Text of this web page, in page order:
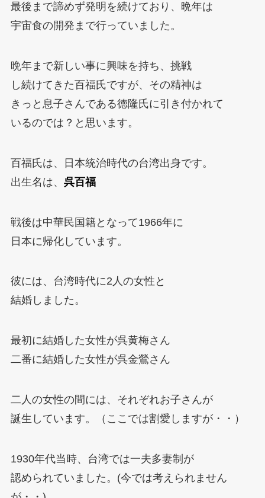
最後まで諦めず発明を続けており、晩年は
宇宙食の開発まで行っていました。
晩年まで新しい事に興味を持ち、挑戦
し続けてきた百福氏ですが、その精神は
きっと息子さんである徳隆氏に引き付かれて
いるのでは？と思います。
百福氏は、日本統治時代の台湾出身です。
出生名は、 呉百福
戦後は中華民国籍となって1966年に
日本に帰化しています。
彼には、台湾時代に2人の女性と
結婚しました。
最初に結婚した女性が呉黄梅さん
二番に結婚した女性が呉金鶯さん
二人の女性の間には、それぞれお子さんが
誕生しています。（ここでは割愛しますが・・）
1930年代当時、台湾では一夫多妻制が
認められていました。(今では考えられません